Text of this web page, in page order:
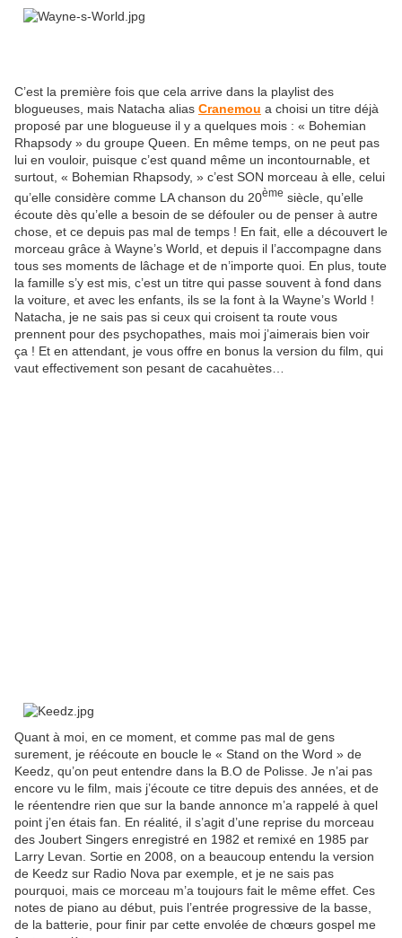
C’est la première fois que cela arrive dans la playlist des
blogueuses, mais Natacha alias Cranemou a choisi un titre déjà
proposé par une blogueuse il y a quelques mois : « Bohemian
Rhapsody » du groupe Queen. En même temps, on ne peut pas
lui en vouloir, puisque c’est quand même un incontournable, et
surtout, « Bohemian Rhapsody, » c’est SON morceau à elle, celui
qu’elle considère comme LA chanson du 20ème siècle, qu’elle
écoute dès qu’elle a besoin de se défouler ou de penser à autre
chose, et ce depuis pas mal de temps ! En fait, elle a découvert le
morceau grâce à Wayne’s World, et depuis il l’accompagne dans
tous ses moments de lâchage et de n’importe quoi. En plus, toute
la famille s’y est mis, c’est un titre qui passe souvent à fond dans
la voiture, et avec les enfants, ils se la font à la Wayne’s World !
Natacha, je ne sais pas si ceux qui croisent ta route vous
prennent pour des psychopathes, mais moi j’aimerais bien voir
ça ! Et en attendant, je vous offre en bonus la version du film, qui
vaut effectivement son pesant de cacahuètes…
Quant à moi, en ce moment, et comme pas mal de gens
surement, je réécoute en boucle le « Stand on the Word » de
Keedz, qu’on peut entendre dans la B.O de Polisse. Je n’ai pas
encore vu le film, mais j’écoute ce titre depuis des années, et de
le réentendre rien que sur la bande annonce m’a rappelé à quel
point j’en étais fan. En réalité, il s’agit d’une reprise du morceau
des Joubert Singers enregistré en 1982 et remixé en 1985 par
Larry Levan. Sortie en 2008, on a beaucoup entendu la version
de Keedz sur Radio Nova par exemple, et je ne sais pas
pourquoi, mais ce morceau m’a toujours fait le même effet. Ces
notes de piano au début, puis l’entrée progressive de la basse,
de la batterie, pour finir par cette envolée de chœurs gospel me